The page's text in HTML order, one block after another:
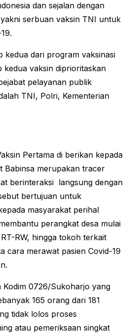
dan sejalan dengan
serbuan vaksin TNI untuk
kedua dari program vaksinasi
kedua vaksin diprioritaskan
pelayanan publik
TNI, Polri, Kementerian
Pertama di berikan kepada
Babinsa merupakan tracer
berinteraksi langsung dengan
bertujuan untuk
masyarakat perihal
perangkat desa mulai
RW, hingga tokoh terkait
cara merawat pasien Covid-19
Kodim 0726/Sukoharjo yang
165 orang dari 181
tidak lolos proses
atau pemeriksaan singkat